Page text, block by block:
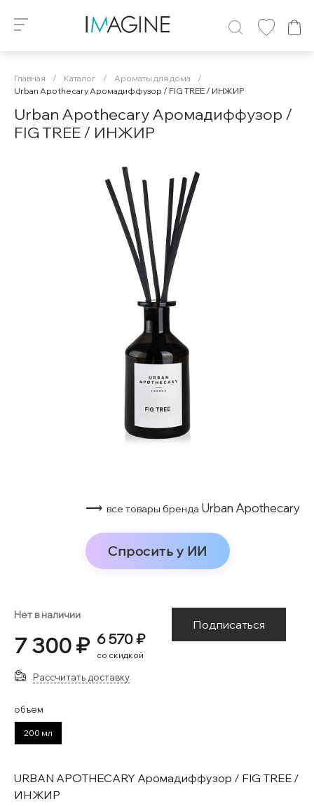
Главная / Каталог / Ароматы для дома
/
Urban Apothecary Аромадиффузор / FIG TREE / ИНЖИР
Urban Apothecary Аромадиффузор /
FIG TREE / ИНЖИР
⟶ все товары бренда Urban Apothecary
Спросить у ИИ
Нет в наличии
7 300 ₽ 6 570 ₽
со скидкой
Подписаться
Рассчитать доставку
объем
200 мл
URBAN APOTHECARY Аромадиффузор / FIG TREE /
ИНЖИР